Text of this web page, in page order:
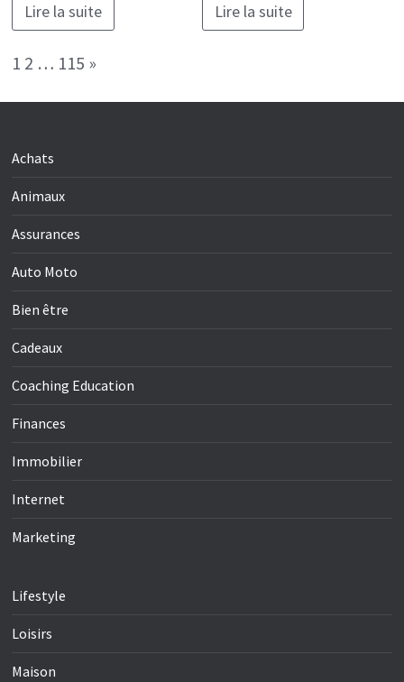
Lire la suite Lire la suite
Page:
1 2 … 115 Next
»
Achats
Animaux
Assurances
Auto Moto
Bien être
Cadeaux
Coaching Education
Finances
Immobilier
Internet
Marketing
Lifestyle
Loisirs
Maison